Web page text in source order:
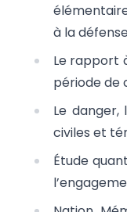
à la
Le rapport
période de
Le danger,
civiles et
Étude